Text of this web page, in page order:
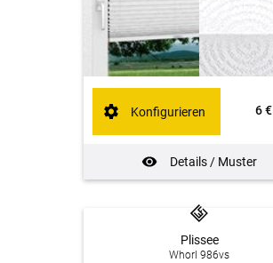
6 €
Details / Muster
Konfigurieren
Plissee
Whorl 986vs